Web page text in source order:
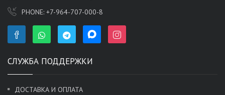
PHONE: +7-964-707-000-8
СЛУЖБА ПОДДЕРЖКИ
ДОСТАВКА И ОПЛАТА